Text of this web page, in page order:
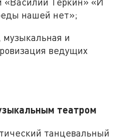
нашей нет»;
и
ведущих
театром
танцевальный